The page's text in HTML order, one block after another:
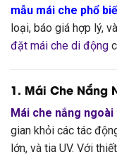
mẫu mái che phổ
loại, báo giá hợp lý,
đặt mái che di động
1. Mái Che Nắng
Mái che nắng
gian khỏi các tác
lớn, và tia UV. Với